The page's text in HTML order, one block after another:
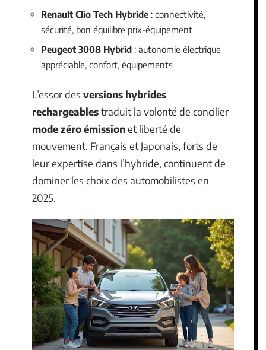
Renault Clio Tech Hybride : connectivité,
sécurité, bon équilibre prix-équipement
Peugeot 3008 Hybrid : autonomie électrique
appréciable, confort, équipements
L’essor des versions hybrides
rechargeablestraduit la volonté de concilier
mode zéro émissionet liberté de
mouvement. Français et Japonais, forts de
leur expertise dans l’hybride, continuent de
dominer les choix des automobilistes en
2025.